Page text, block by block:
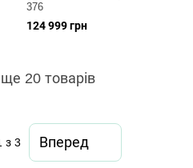
376
124 999 грн
20 товарів
з 3 Вперед